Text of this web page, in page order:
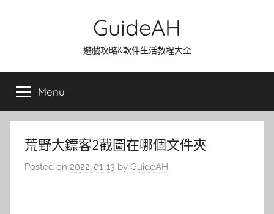
GuideAH
遊戲攻略&軟件生活教程大全
Menu
荒野大鏢客2截圖在哪個文件夾
Posted on 2022-01-13 by GuideAH